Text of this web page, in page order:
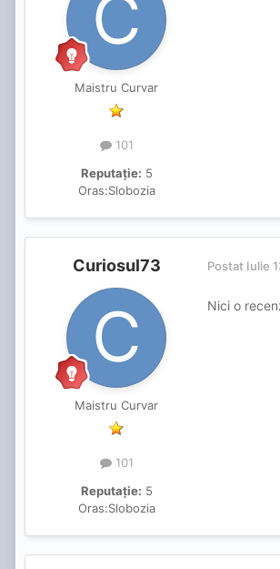
Maistru Curvar
101
Reputație: 5
Oras:Slobozia
Curiosul73
Maistru Curvar
101
Reputație: 5
Oras:Slobozia
Postat Iulie
Nici o